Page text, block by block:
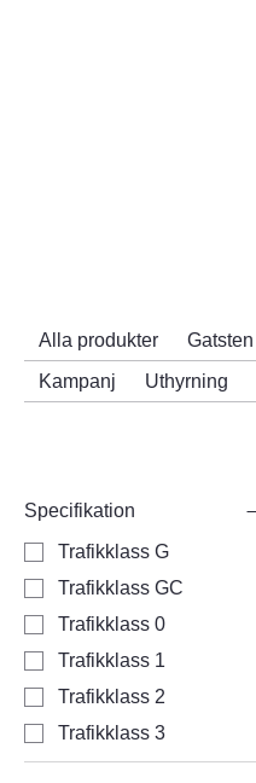
Alla produkter Gatsten
Kampanj
Uthyrning
Specifikation
Trafikklass G
Trafikklass GC
Trafikklass 0
Trafikklass 1
Trafikklass 2
Trafikklass 3